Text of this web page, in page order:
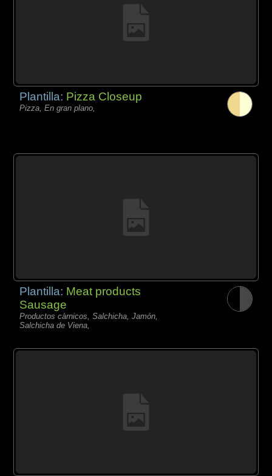
Plantilla: Pizza Closeup
Pizza, En gran plano,
Plantilla: Meat products
Sausage
Productos càrnicos, Salchicha, Jamón,
Salchicha de Viena,